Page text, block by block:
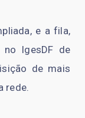
e a fila,
no IgesDF de
de mais
rede.